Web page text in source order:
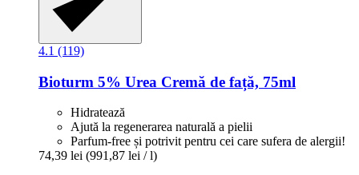
4.1 (119)
Bioturm 5% Urea Cremă de față, 75ml
Hidratează
Ajută la regenerarea naturală a pielii
Parfum-free și potrivit pentru cei care sufera de alergii!
74,39 lei (991,87 lei / l)